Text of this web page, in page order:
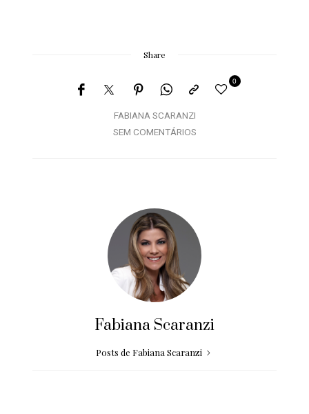
Share
FABIANA SCARANZI
0
SEM COMENTÁRIOS
Fabiana Scaranzi
Posts de Fabiana Scaranzi